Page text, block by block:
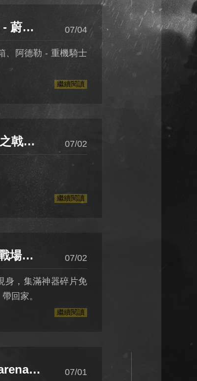
士補給箱 07/04
、阿德勒 - 重機騎士
繼續閱讀
轉盤 07/02
繼續閱讀
金雀魔爪」 07/02
身，集滿神器碎片免
回家。
繼續閱讀
獎金超過 200 萬美元 07/01